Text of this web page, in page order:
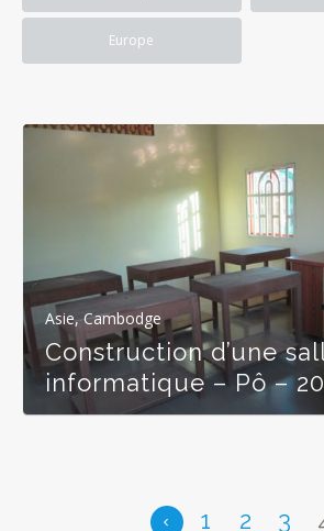
Europe
Asie,Cambodge
Construction d’une
informatique – Pô –
1 2 3